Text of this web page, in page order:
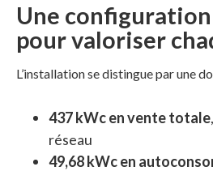
Une
pour valoriser
L’installation se distingue par une
437 kWc en vente totale
réseau
49,68 kWc en